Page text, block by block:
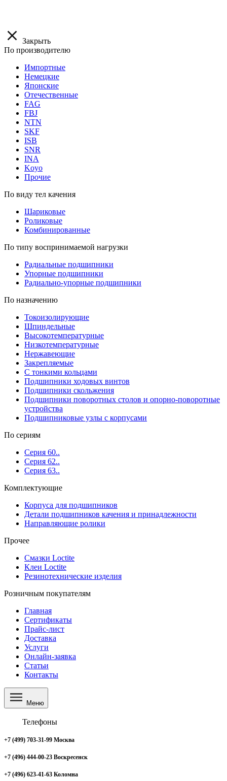
Закрыть
По производителю
Импортные
Немецкие
Японские
Отечественные
FAG
FBJ
NTN
SKF
ISB
SNR
INA
Koyo
Прочие
По виду тел качения
Шариковые
Роликовые
Комбинированные
По типу воспринимаемой нагрузки
Радиальные подшипники
Упорные подшипники
Радиально-упорные подшипники
По назначению
Токоизолирующие
Шпиндельные
Высокотемпературные
Низкотемпературные
Нержавеющие
Закрепляемые
С тонкими кольцами
Подшипники ходовых винтов
Подшипники скольжения
Подшипники поворотных столов и опорно-поворотные
устройства
Подшипниковые узлы с корпусами
По сериям
Серия 60..
Серия 62..
Серия 63..
Комплектующие
Корпуса для подшипников
Детали подшипников качения и принадлежности
Направляющие ролики
Прочее
Смазки Loctite
Клеи Loctite
Резинотехнические изделия
Розничным покупателям
Главная
Сертификаты
Прайс-лист
Доставка
Услуги
Онлайн-заявка
Статьи
Контакты
Меню
Телефоны
+7 (499) 703-31-99 Москва
+7 (496) 444-00-23 Воскресенск
+7 (496) 623-41-63 Коломна